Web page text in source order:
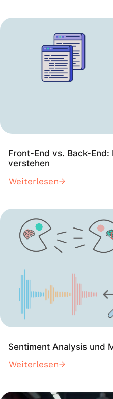
Front-End vs. Back-
verstehen
Weiterlesen
Sentiment Analysis und
Weiterlesen